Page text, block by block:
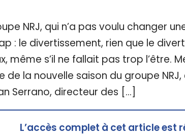
NRJ, qui n’a pas voulu changer
: le divertissement, rien que le
même s’il ne fallait pas trop l’être.
de la nouvelle saison du groupe
Serrano, directeur des […]
L’accès complet à cet article est